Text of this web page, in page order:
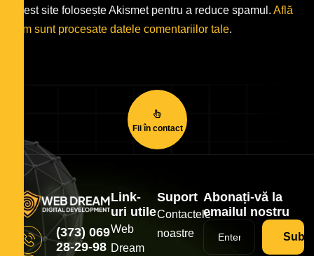
Acest site folosește Akismet pentru a reduce spamul. Află
cum sunt procesate datele comentariilor tale.
Fii în contact
(373) 069
28-29-98
Link-
uri utile
Web
Dream
Suport
Contactele
noastre
Abonați-vă la
emailul nostru